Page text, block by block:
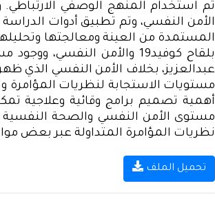
تم استخدام المنهج الوصفي
الأمن النفسي، وتم تطبيق أدوات
المستمدة من العينة ومعالجتها
بلقاح كوفيد19 والأمن النفسي، ووجود
عبدالعزيز، بخلاف الأمن النفسي الذي
مستويات الاستجابة لنظريات المؤامرة
أهمية تصميم برامج وقائية وعلاجية
مستوى الأمن النفسي والصحة النفسية
نظريات المؤامرة المتداولة عبر بعض
تحميل الملف